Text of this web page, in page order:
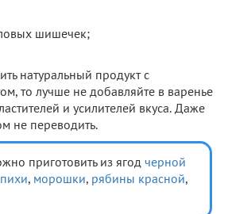
шишечек;
натуральный продукт с
то лучше не добавляйте в варенье
и усилителей вкуса. Даже
не переводить.
приготовить из ягод черной
, морошки, рябины красной,